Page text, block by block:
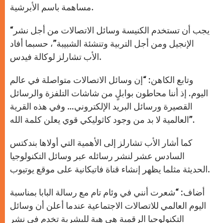
مساهمة باسم الأبرشية.
“يجب أن تستخدم الكنيسة وسائل الاتصالات من أجل نشر
الإنجيل ومن أجل التربية وتنشئة الشبيبة”، حسبما أفاد
الأب تشارلز لوكالة فيدس.
وتابع الكاهن: “إن وسائل الاتصالات متواصلة في عالم
اليوم. إذ أننا محاطون بوابلٍ من شاشات التلفزة والرسائل
القصيرة ورسائل البريد الإلكتروني… وفي هذه القرية
العالمية لا بد من وجود كاثوليكي قوي يعلن كلمة الله”.
كما أشار الأب تشارلز إلى الأهمية التي أولاها بندكتس
السادس عشر لنشر رسائله عبر وسائل التكنولوجيا
الحديثة مثلما يظهر إنشاء قناة فاتيكانية على موقع يوتيوب.
أضاف: “شعرت أنني في وئام تام مع رسالة البابا بمناسبة
اليوم العالمي للاتصالات الاجتماعية عندما أعلن أن وسائل
التكنولوجيا الرقمية هي هبة للبشرية تخدم في نشر